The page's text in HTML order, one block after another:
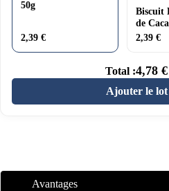
50g
2,39 €
Biscuit
de
2,39€
Total :4,78€
Ajouter le lot
Avantages